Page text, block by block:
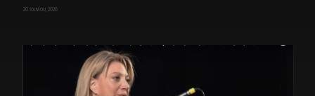
20 Ιουνίου, 2026